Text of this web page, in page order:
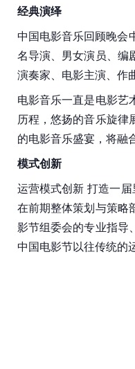
经典演绎
中国电影音乐回顾晚会
名导演、男女演员、编
演奏家、电影主演、作
电影音乐一直是电影艺
历程，悠扬的音乐旋律
的电影音乐盛宴，将融
模式创新
运营模式创新 打造一
在前期整体策划与策略
影节组委会的专业指导
中国电影节以往传统的